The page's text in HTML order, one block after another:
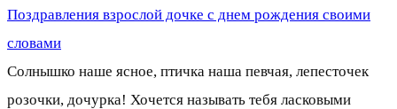
Поздравления взрослой дочке с днем рождения своими
словами
Солнышко наше ясное, птичка наша певчая, лепесточек
розочки, дочурка! Хочется называть тебя ласковыми